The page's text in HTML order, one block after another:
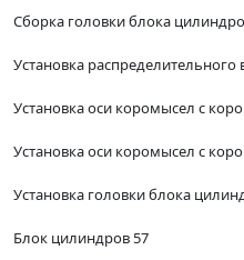
Сборка головки блока
Установка распределительного
Установка оси коромысел с
Установка оси коромысел с
Установка головки блока
Блок цилиндров 57